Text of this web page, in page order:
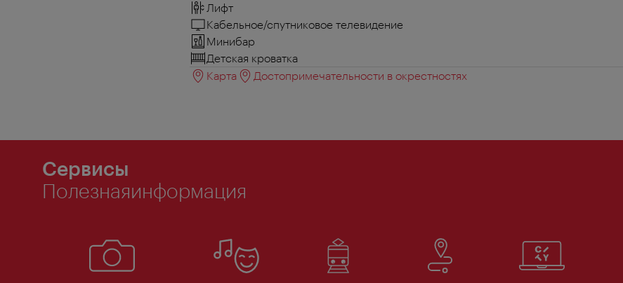
Лифт
Кабельное/спутниковое телевидение
Минибар
Детская кроватка
Карта
Достопримечательности в окрестностях
Сервисы
Полезнаяинформация